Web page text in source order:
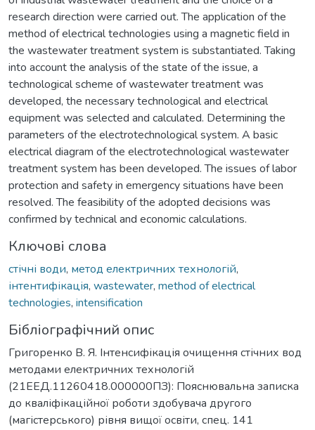
research direction were carried out. The application of the
method of electrical technologies using a magnetic field in
the wastewater treatment system is substantiated. Taking
into account the analysis of the state of the issue, a
technological scheme of wastewater treatment was
developed, the necessary technological and electrical
equipment was selected and calculated. Determining the
parameters of the electrotechnological system. A basic
electrical diagram of the electrotechnological wastewater
treatment system has been developed. The issues of labor
protection and safety in emergency situations have been
resolved. The feasibility of the adopted decisions was
confirmed by technical and economic calculations.
Ключові слова
стічні води, метод електричних технологій,
інтентифікація, wastewater, method of electrical
technologies, intensification
Бібліографічний опис
Григоренко В. Я. Інтенсифікація очищення стічних вод
методами електричних технологій
(21ЕЕД.11260418.000000ПЗ): Пояснювальна записка
до кваліфікаційної роботи здобувача другого
(магістерського) рівня вищої освіти, спец. 141